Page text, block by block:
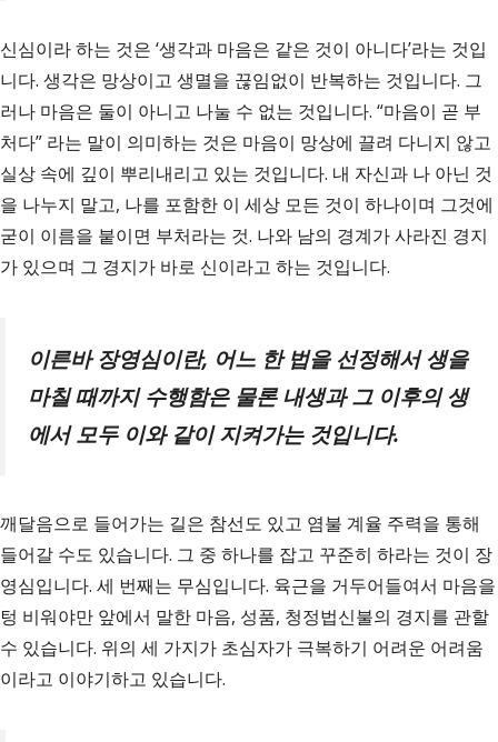
신심이라 하는 것은 ‘생각과 마음은 같은 것이 아니다’라는 것입
니다. 생각은 망상이고 생멸을 끊임없이 반복하는 것입니다. 그
러나 마음은 둘이 아니고 나눌 수 없는 것입니다. “마음이 곧 부
처다” 라는 말이 의미하는 것은 마음이 망상에 끌려 다니지 않고
실상 속에 깊이 뿌리내리고 있는 것입니다. 내 자신과 나 아닌 것
을 나누지 말고, 나를 포함한 이 세상 모든 것이 하나이며 그것에
굳이 이름을 붙이면 부처라는 것. 나와 남의 경계가 사라진 경지
가 있으며 그 경지가 바로 신이라고 하는 것입니다.
이른바 장영심이란, 어느 한 법을 선정해서 생을
마칠 때까지 수행함은 물론 내생과 그 이후의 생
에서 모두 이와 같이 지켜가는 것입니다.
깨달음으로 들어가는 길은 참선도 있고 염불 계율 주력을 통해
들어갈 수도 있습니다. 그 중 하나를 잡고 꾸준히 하라는 것이 장
영심입니다. 세 번째는 무심입니다. 육근을 거두어들여서 마음을
텅 비워야만 앞에서 말한 마음, 성품, 청정법신불의 경지를 관할
수 있습니다. 위의 세 가지가 초심자가 극복하기 어려운 어려움
이라고 이야기하고 있습니다.